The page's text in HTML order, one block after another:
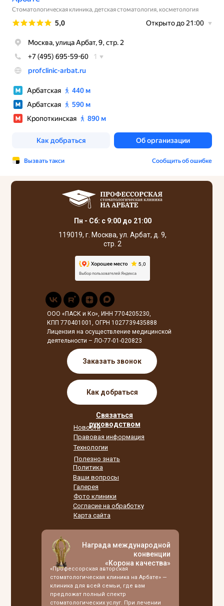
Пн - Сб: с 9:00 до 21:00
119019, г. Москва, ул. Арбат, д. 9,
стр. 2
Связаться
руководством
Как добраться
Новости
Полезно знать
Правовая информация
Политика
Согласие на обработку
Карта сайта
Галерея
Фото клиники
Ваши вопросы
Технологии
«Профессорская авторская
стоматологическая клиника на Арбате» —
клиника для всей семьи, где вам
предложат полный спектр
стоматологических услуг. При лечении
Награда международной
конвенции
«Корона качества»
Заказать звонок
ООО «ПАСК и Ко», ИНН 7704205230,
КПП 770401001, ОГРН 1027739435888
Лицензия на осуществление медицинской
деятельности – ЛО-77-01-020823